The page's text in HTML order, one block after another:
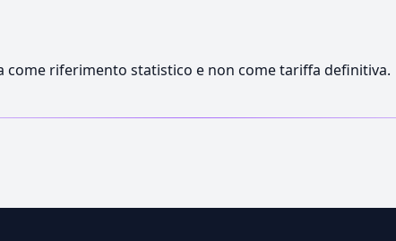
come riferimento statistico e non come tariffa definitiva.